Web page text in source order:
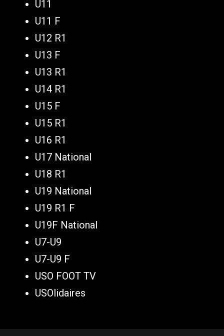
U11
U11 F
U12 R1
U13 F
U13 R1
U14 R1
U15 F
U15 R1
U16 R1
U17 National
U18 R1
U19 National
U19 R1 F
U19F National
U7-U9
U7-U9 F
USO FOOT TV
USOlidaires